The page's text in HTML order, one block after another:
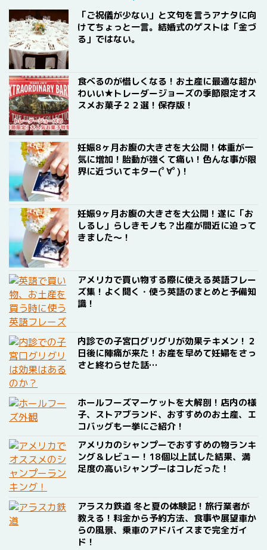
「ご祝儀が少ない」と文句を言うアナタに向
けてちょっと一言。結婚式のゲストは「金づ
る」ではない。
食べるのが惜しくなる！お土産に最適な超か
わいい★トレーダージョーズの季節限定オス
スメお菓子２２選！保存版！
妊娠8ヶ月お腹の大きさを大公開！体重が一
気に増加！胎動が強くて痛い！色んな事が限
界に近づいてキター(ﾟ∀ﾟ)！
妊娠9ヶ月お腹の大きさを大公開！遂に「お
しるし」らしきモノも？出産が間近に迫って
きました〜！
アメリカで買い物する際に使える英語フレー
ズ集！よく聞く・使う英語のまとめと予備知
識！
内診での子宮口グリグリが効果テキメン！２
日後に陣痛が来た！お産を早めて妊婦をさっ
さと終わらせた話…
ホールフーズマーケットを大解剖！店内の様
子、ストアブランド、おすすめのお土産、エ
コバッグも一挙にご紹介！
アメリカのシャンプーでおすすめの物ランキ
ング＆レビュー！18個以上試した結果、満
足度の高いシャンプーはコレだった！
アラスカ鉄道 冬と夏の体験記！旅行業者が
教える！料金から予約方法、食事や展望車か
らの風景、乗車のアドバイスまで完全ガイ
ド！